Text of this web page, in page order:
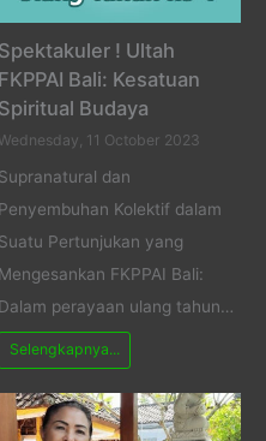
Spektakuler ! Ultah
FKPPAI Bali: Kesatuan
Spiritual Budaya
Wednesday, 11 October 2023
Supranatural dan
Penyembuhan Kolektif dalam
Suatu Pertunjukan yang
Mengesankan FKPPAI Bali:
Dalam perayaan ulang tahun…
Selengkapnya...